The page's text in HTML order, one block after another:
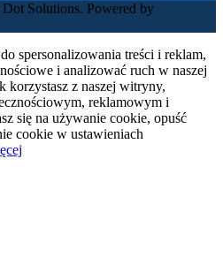
Solutions. Powered by
spersonalizowania treści i reklam,
i analizować ruch w naszej
korzystasz z naszej witryny,
reklamowym i
się na używanie cookie, opuść
cookie w ustawieniach